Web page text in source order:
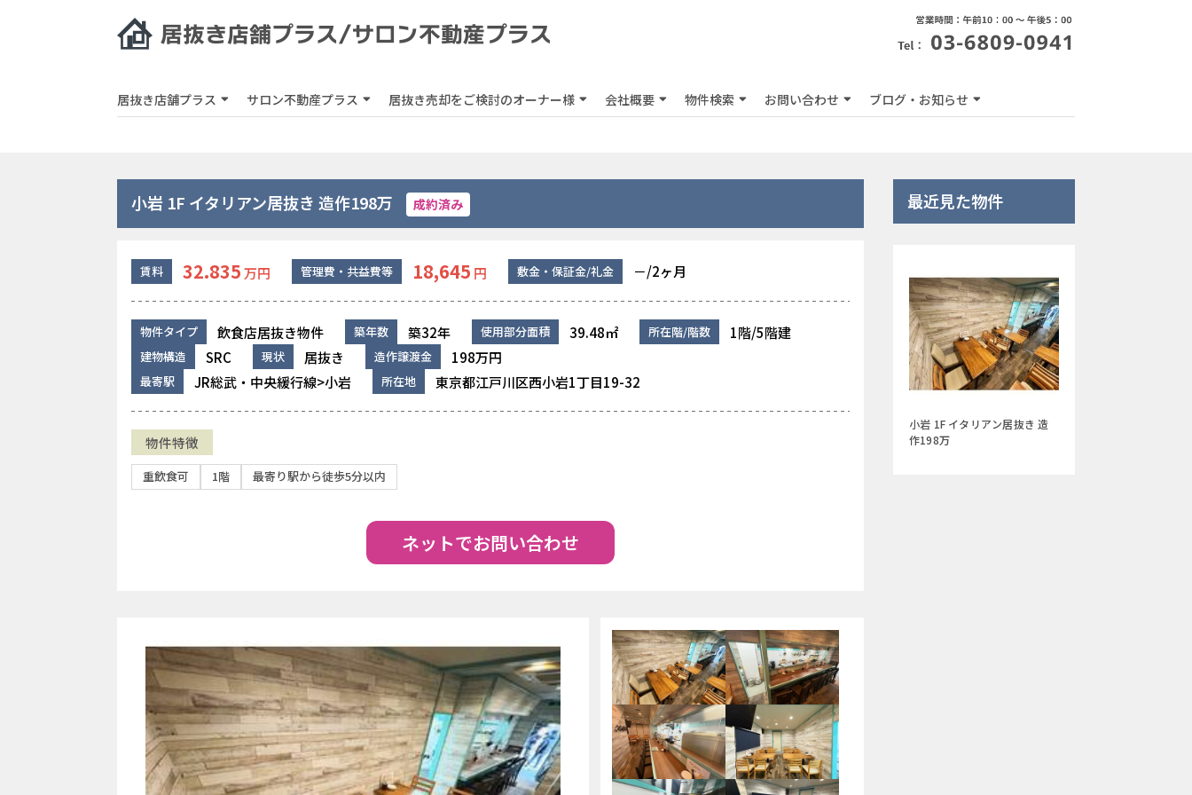
居抜き店舗プラス サロン不動産プラス 居抜き売却をご検討のオーナー様 会社概要 物件検索 お問い合わせ ブログ・お知らせ
小岩 1F イタリアン居抜き 造作198万 成約済み
賃料 32.835万円 管理費・共益費等 18,645 円 敷金・保証金/礼金 －/2ヶ月
物件タイプ 飲食店居抜き物件 築年数 築32年 使用部分面積 39.48㎡ 所在階/階数 1階/5階建
建物構造 SRC 現状 居抜き 造作譲渡金 198万円
最寄駅 JR総武・中央緩行線>小岩 所在地 東京都江戸川区西小岩1丁目19-32
物件特徴
重飲食可 1階 最寄り駅から徒歩5分以内
ネットでお問い合わせ
最近見た物件
小岩 1F イタリアン居抜き 造
作198万